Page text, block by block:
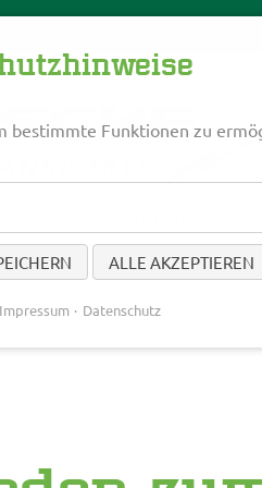
bestimmte Funktionen zu
ALLE AKZEPTIEREN
Impressum Datenschutz